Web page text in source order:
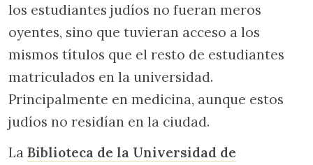
los estudiantes judíos no fueran meros
oyentes, sino que tuvieran acceso a los
mismos títulos que el resto de estudiantes
matriculados en la universidad.
Principalmente en medicina, aunque estos
judíos no residían en la ciudad.
La Biblioteca de la Universidad de